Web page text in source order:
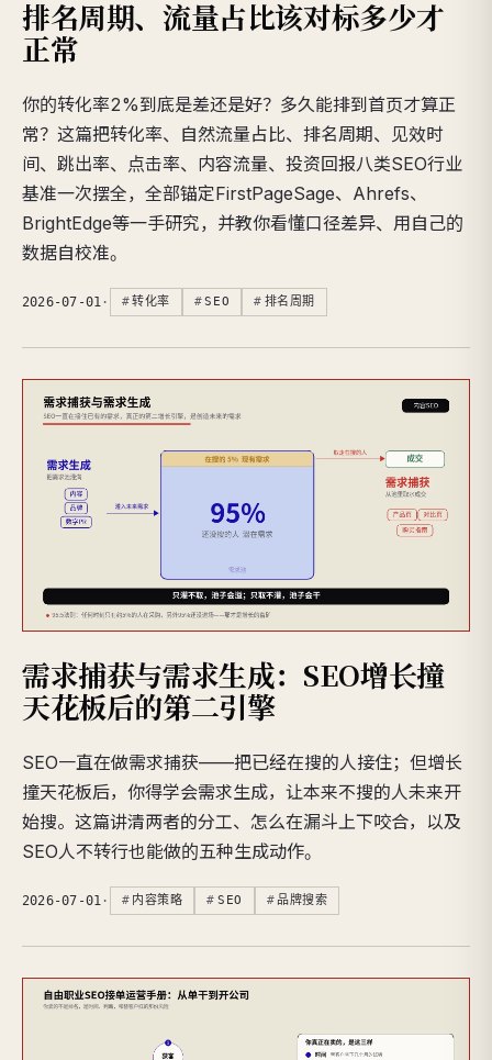
排名周期、流量占比该对标多少才
正常
你的转化率2%到底是差还是好？多久能排到首页才算正
常？这篇把转化率、自然流量占比、排名周期、见效时
间、跳出率、点击率、内容流量、投资回报八类SEO行业
基准一次摆全，全部锚定FirstPageSage、Ahrefs、
BrightEdge等一手研究，并教你看懂口径差异、用自己的
数据自校准。
2026-07-01 · 转化率 SEO 排名周期
需求捕获与需求生成：SEO增长撞
天花板后的第二引擎
SEO一直在做需求捕获——把已经在搜的人接住；但增长
撞天花板后，你得学会需求生成，让本来不搜的人未来开
始搜。这篇讲清两者的分工、怎么在漏斗上下咬合，以及
SEO人不转行也能做的五种生成动作。
2026-07-01 · 内容策略 SEO 品牌搜索